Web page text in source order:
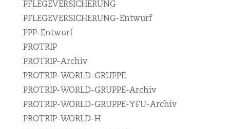
PFLEGEVERSICHERUNG
PFLEGEVERSICHERUNG-Entwurf
PPP-Entwurf
PROTRIP
PROTRIP-Archiv
PROTRIP-WORLD-GRUPPE
PROTRIP-WORLD-GRUPPE-Archiv
PROTRIP-WORLD-GRUPPE-YFU-Archiv
PROTRIP-WORLD-H